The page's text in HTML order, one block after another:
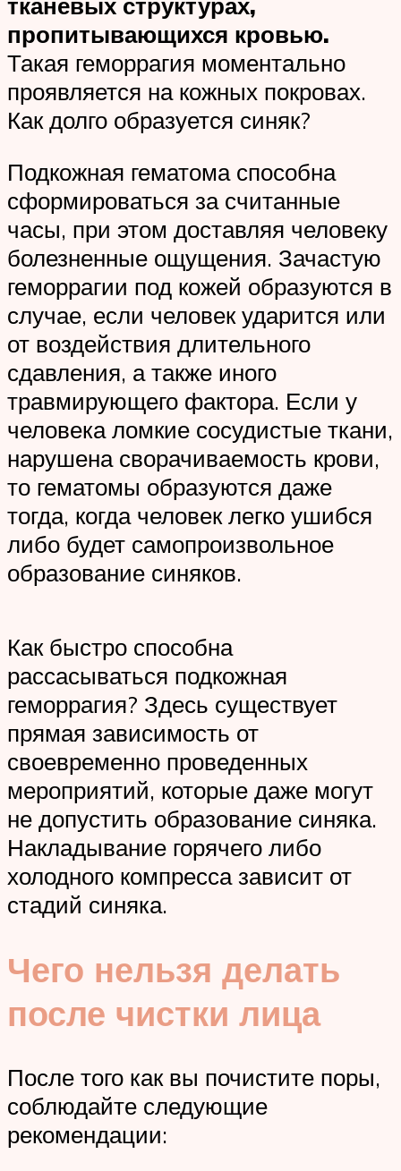
пропитывающихся кровью.
Такая геморрагия моментально
проявляется на кожных покровах.
Как долго образуется синяк?
Подкожная гематома способна
сформироваться за считанные
часы, при этом доставляя человеку
болезненные ощущения. Зачастую
геморрагии под кожей образуются в
случае, если человек ударится или
от воздействия длительного
сдавления, а также иного
травмирующего фактора. Если у
человека ломкие сосудистые ткани,
нарушена сворачиваемость крови,
то гематомы образуются даже
тогда, когда человек легко ушибся
либо будет самопроизвольное
образование синяков.
Как быстро способна
рассасываться подкожная
геморрагия? Здесь существует
прямая зависимость от
своевременно проведенных
мероприятий, которые даже могут
не допустить образование синяка.
Накладывание горячего либо
холодного компресса зависит от
стадий синяка.
Чего нельзя делать
после чистки лица
После того как вы почистите поры,
соблюдайте следующие
рекомендации: